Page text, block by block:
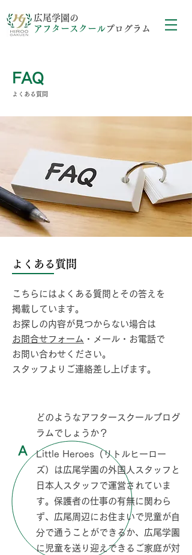
広尾学園の
アフタースクールプログラム
FAQ
よくある質問
よくある質問
こちらにはよくある質問とその答えを
掲載しています。
お探しの内容が見つからない場合は
お問合せフォーム ・メール・お電話で
お問い合わせください。
スタッフよりご連絡差し上げます。
A
どのようなアフタースクールプログ
ラムでしょうか？
Little Heroes（リトルヒーロー
ズ）は広尾学園の外国人スタッフと
日本人スタッフで運営されていま
す。保護者の仕事の有無に関わら
ず、広尾周辺にお住まいで児童が自
分で通うことができるか、広尾学園
に児童を送り迎えできるご家庭が対